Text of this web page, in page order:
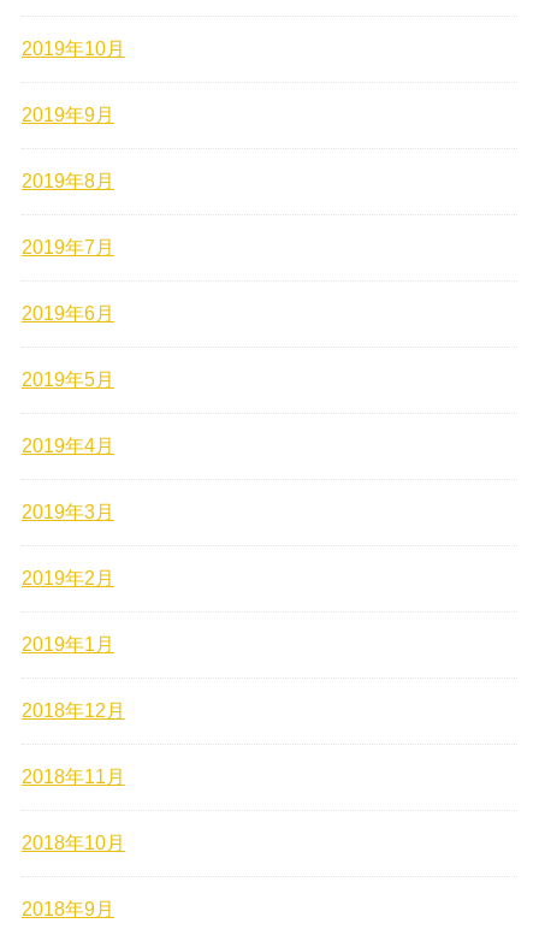
2019年10月
2019年9月
2019年8月
2019年7月
2019年6月
2019年5月
2019年4月
2019年3月
2019年2月
2019年1月
2018年12月
2018年11月
2018年10月
2018年9月